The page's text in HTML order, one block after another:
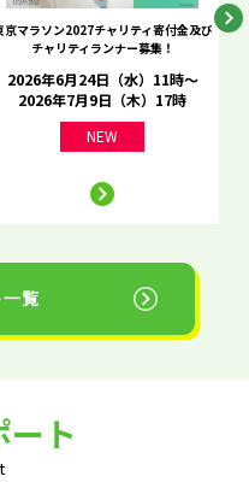
京マラソン2027チャリティ寄付金及び
チャリティランナー募集！
2026年6月24日（水）11時～
2026年7月9日（木）17時
NEW
ト